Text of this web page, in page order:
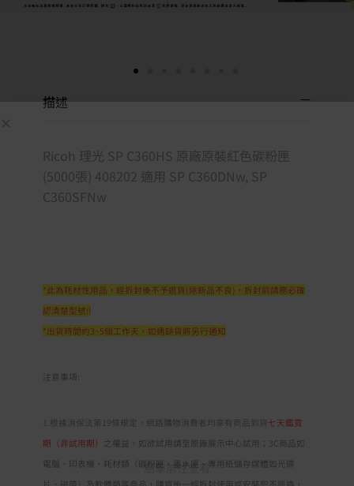
描述
Ricoh 理光 SP C360HS 原廠原裝紅色碳粉匣
(5000張) 408202 適用 SP C360DNw, SP
C360SFNw
*此為耗材性用品，經拆封後不予退貨(除新品不良)，拆封前請務必確
認清楚型號!!
*出貨時間約3~5個工作天，如遇缺貨將另行通知
注意事項:
1.根據消保法第19條規定，網路購物消費者均享有商品到貨 七天鑑賞
期（非試用期）
之權益。如欲試用請至原廠展示中心試用；3C商品如
電腦、印表機、耗材類（碳粉匣、墨水匣、專用紙儲存媒體如光碟
點擊前往查看